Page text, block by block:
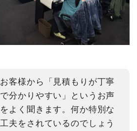
お客様から「見積もりが丁寧
で分かりやすい」というお声
をよく聞きます。何か特別な
工夫をされているのでしょう